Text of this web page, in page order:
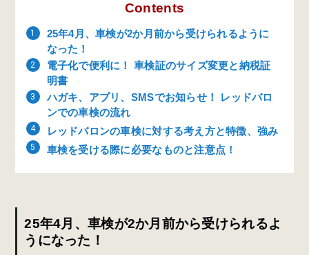
Contents
25年4月、車検が2か月前から受けられるように
なった！
電子化で便利に！ 車検証のサイズ変更と納税証
明書
ハガキ、アプリ、SMSでお知らせ！ レッドバロ
ンでの車検の流れ
レッドバロンの車検に対する考え方と特徴、強み
車検を受ける際に必要なものと注意点！
25年4月、車検が2か月前から受けられるよ
うになった！